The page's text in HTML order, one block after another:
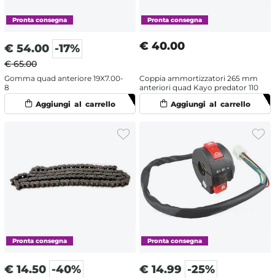
€ 54.00 -17%
€ 65.00
Gomma quad anteriore 19X7.00-
8
€ 40.00
Coppia ammortizzatori 265 mm
anteriori quad Kayo predator 110
€ 14.50 -40% € 14.99 -25%